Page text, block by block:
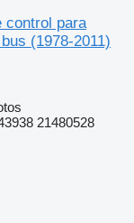
control para
(1978-2011)
21480528